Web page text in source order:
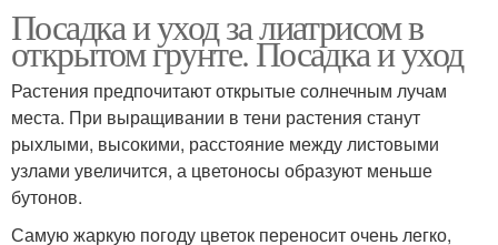
Посадка и уход за лиатрисом в
открытом грунте. Посадка и уход
Растения предпочитают открытые солнечным лучам
места. При выращивании в тени растения станут
рыхлыми, высокими, расстояние между листовыми
узлами увеличится, а цветоносы образуют меньше
бутонов.
Самую жаркую погоду цветок переносит очень легко,